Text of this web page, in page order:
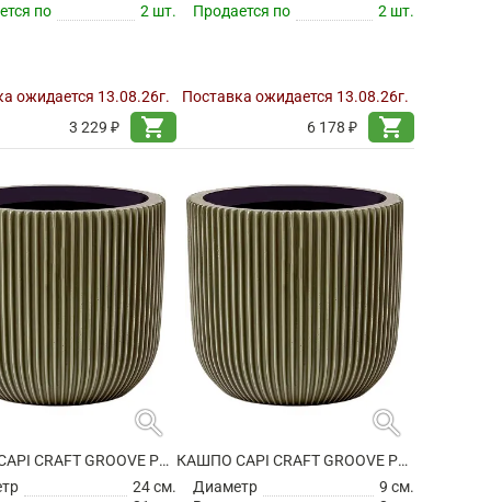
по
2 шт.
ожидается 13.08.26г.
3 229 ₽
shopping_cart
Продается по
2 шт.
Поставка ожидается 13.08.26г.
6 178 ₽
shopping_cart
search
КАШПО CAPI CRAFT GROOVE PLANTER BALL GREEN
24 см.
search
КАШПО CAPI CRAFT GROOVE PLANTER BALL GREEN
Диаметр
9 см.